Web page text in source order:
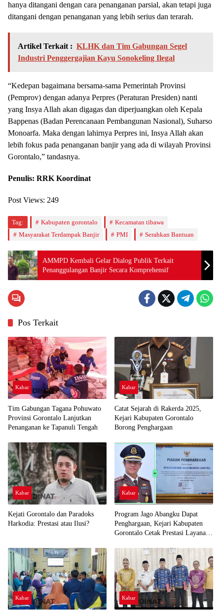
hanya ditangani dengan cara penanganan parsial, akan tetapi juga
ditangani dengan penanganan yang lebih serius dan terarah.
Artikel Terkait : KLHK dan Tim Gabungan Segel
Industri Penggergajian Kayu Sonokeling Ilegal
“Kedepan bagaimana bersama-sama Pemerintah Provinsi
(Pemprov) dengan adanya Perpres (Peraturan Presiden) nanti
yang Insya Allah akan digagas dan diperjuangkan oleh Kepala
Bappenas (Badan Perencanaan Pembangunan Nasional), Suharso
Monoarfa. Maka dengan lahirnya Perpres ini, Insya Allah akan
lebih fokus pada penanganan banjir yang ada di wilayah Provinsi
Gorontalo,” tandasnya.
Penulis: RRK Koordinat
Post Views: 249
Tag: Kabupaten gorontalo
Kecamatan tibawa
Masyarakat Terdampak Banjir
PMI Serahkan Bantuan
AMMPD Kembali Gelar Dialog Publik Terkait
Penanggulangan Banjir Secara Komprehensif
Pos Terkait
Kabar
Tim Gabungan Tagana Pohuwato
Provinsi Gorontalo Lanjutkan
Penanganan ke Tapanuli Tengah
Kabar
Catat Sejarah di Rakerda 2025,
Kejari Kabupaten Gorontalo
Borong Penghargaan
Kabar
Kejati Gorontalo dan Paradoks
Harkodia: Prestasi atau Ilusi?
Kabar
Program Jago Abangku Dapat
Penghargaan, Kejari Kabupaten
Gorontalo Cetak Prestasi Layanan
Kabar Kabar